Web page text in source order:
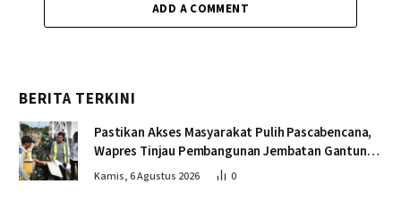
ADD A COMMENT
BERITA TERKINI
Pastikan Akses Masyarakat Pulih Pascabencana,
Wapres Tinjau Pembangunan Jembatan Gantung
Kendawi
Kamis, 6 Agustus 2026 0